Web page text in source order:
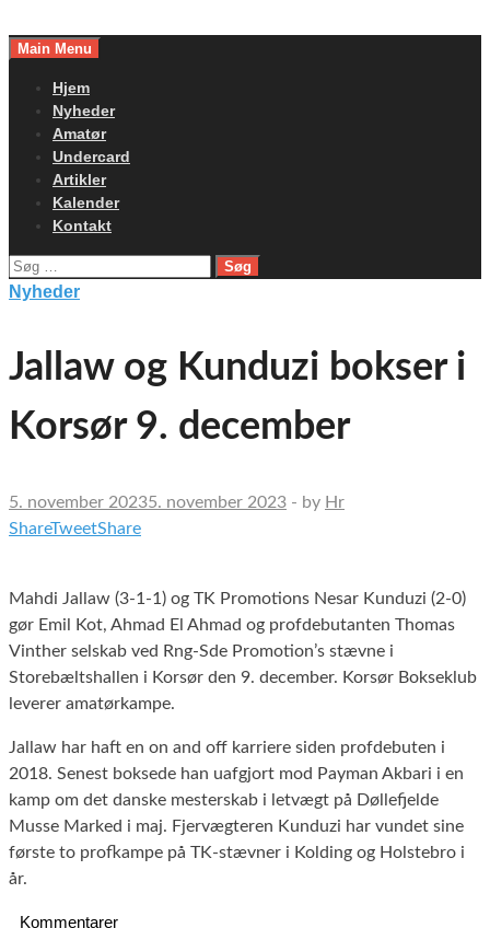
toMain Menu
Hjem
Nyheder
Amatør
Undercard
Artikler
Kalender
Kontakt
Søg
efter:
Nyheder
Jallaw og Kunduzi bokser i
Korsør 9. december
5. november 20235. november 2023 - by Hr
ShareTweetShare
Mahdi Jallaw (3-1-1) og TK Promotions Nesar Kunduzi (2-0)
gør Emil Kot, Ahmad El Ahmad og profdebutanten Thomas
Vinther selskab ved Rng-Sde Promotion’s stævne i
Storebæltshallen i Korsør den 9. december. Korsør Bokseklub
leverer amatørkampe.
Jallaw har haft en on and off karriere siden profdebuten i
2018. Senest boksede han uafgjort mod Payman Akbari i en
kamp om det danske mesterskab i letvægt på Døllefjelde
Musse Marked i maj. Fjervægteren Kunduzi har vundet sine
første to profkampe på TK-stævner i Kolding og Holstebro i
år.
Kommentarer